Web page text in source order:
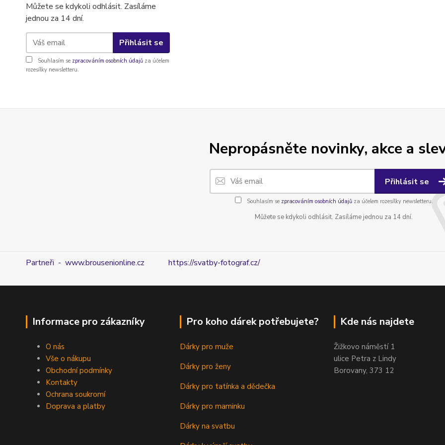
Můžete se kdykoli odhlásit. Zasíláme
jednou za 14 dní.
Přihlásit se
Souhlasím se zpracováním osobních údajů za účelem
rozesílky newsletteru.
Nepropásněte novinky, akce a
Přihlásit se
Souhlasím se zpracováním osobních údajůza účelem rozesílky newsletteru.
Můžete se kdykoli odhlásit. Zasíláme jednou za 14 dní.
Partneři - www.brousenionline.cz https://svatby-fotograf.cz/
Informace pro zákazníky
O nás
Vše o nákupu
Obchodní podmínky
Kontakty
Ochrana soukromí
Doprava a platby
Pro koho dárek potřebujete?
Dárky pro muže
Dárky pro ženy
Dárky pro tatínka a dědečka
Dárky pro maminku
Dárky na svatbu
Kde nás najdete
Žižkovo náměstí 1
ulice Petra z Lindy
Borovany, 373 12